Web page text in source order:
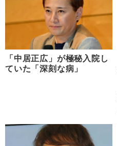
「中居正広」が極秘入院し
ていた「深刻な病」